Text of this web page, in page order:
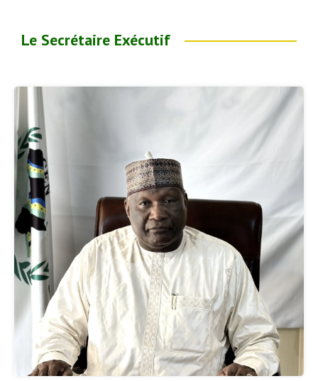
Le Secrétaire Exécutif